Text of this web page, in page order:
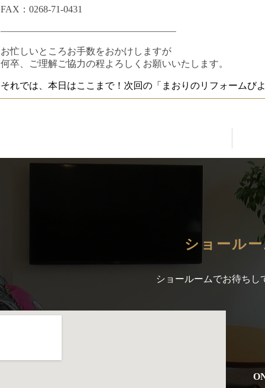
FAX：0268-71-0431
——————————————————–
お忙しいところお手数をおかけしますが
何卒、ご理解ご協力の程よろしくお願いいたします。
それでは、本日はここまで！ 次回の「まおりのリフォームび
ショールー
ショールームでお待ちし